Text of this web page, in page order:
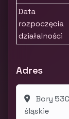
Data
rozpoczęcia
działalności
Adres
Bory
śląskie